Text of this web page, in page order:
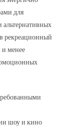
для
альтернативных
рекреационный
и менее
шоу и кино